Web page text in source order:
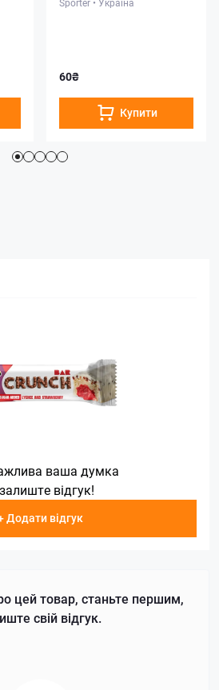
60₴
Купити
ваша думка
відгук!
Додати відгук
цей товар, станьте першим,
свій відгук.